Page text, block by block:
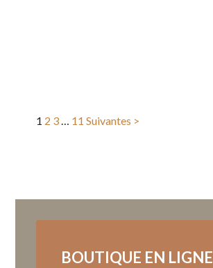
1 2 3… 11 Suivantes >
BOUTIQUE EN LIGNE